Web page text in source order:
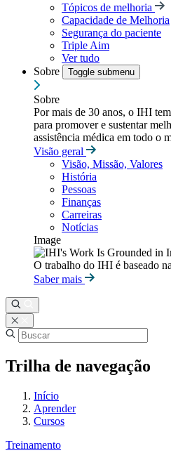
Tópicos de melhoria
Capacidade de Melhoria
Segurança do paciente
Triple Aim
Ver tudo
Sobre
Toggle submenu
Sobre
Por mais de 30 anos, o IHI
para promover e sustentar
assistência médica em todo o
Visão geral
Visão, Missão, Valores
História
Pessoas
Finanças
Carreiras
Notícias
Image
O trabalho do IHI é baseado
Saber mais
Trilha de navegação
Início
Aprender
Cursos
Treinamento